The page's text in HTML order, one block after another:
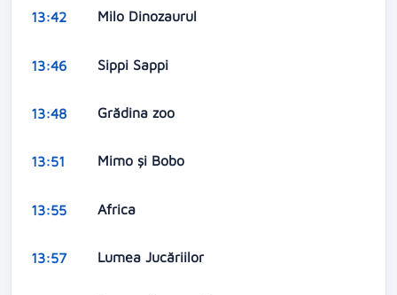
13:42 Milo Dinozaurul
13:46 Sippi Sappi
13:48 Grădina zoo
13:51 Mimo şi Bobo
13:55 Africa
13:57 Lumea Jucăriilor